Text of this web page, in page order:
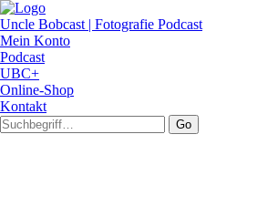
Uncle Bobcast | Fotografie Podcast
Mein Konto
Podcast
UBC+
Online-Shop
Kontakt
Go